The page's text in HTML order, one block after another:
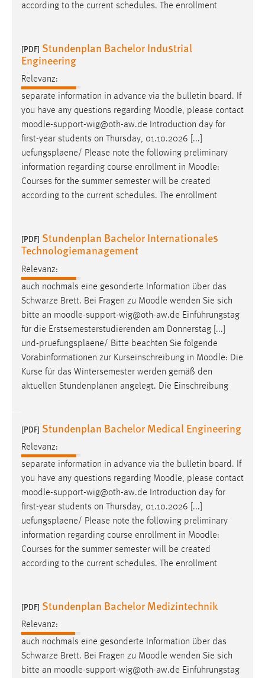
according to the current schedules. The enrollment
[PDF] Stundenplan Bachelor Industrial
Engineering
Relevanz:
separate information in advance via the bulletin board. If
you have any questions regarding Moodle, please contact
moodle-support-wig@oth-aw.de Introduction day for
first-year students on Thursday, 01.10.2026 [...]
uefungsplaene/ Please note the following preliminary
information regarding course enrollment in Moodle:
Courses for the summer semester will be created
according to the current schedules. The enrollment
[PDF] Stundenplan Bachelor Internationales
Technologiemanagement
Relevanz:
auch nochmals eine gesonderte Information über das
Schwarze Brett. Bei Fragen zu Moodle wenden Sie sich
bitte an moodle-support-wig@oth-aw.de Einführungstag
für die Erstsemesterstudierenden am Donnerstag [...]
und-pruefungsplaene/ Bitte beachten Sie folgende
Vorabinformationen zur Kurseinschreibung in Moodle: Die
Kurse für das Wintersemester werden gemäß den
aktuellen Stundenplänen angelegt. Die Einschreibung
[PDF] Stundenplan Bachelor Medical Engineering
Relevanz:
separate information in advance via the bulletin board. If
you have any questions regarding Moodle, please contact
moodle-support-wig@oth-aw.de Introduction day for
first-year students on Thursday, 01.10.2026 [...]
uefungsplaene/ Please note the following preliminary
information regarding course enrollment in Moodle:
Courses for the summer semester will be created
according to the current schedules. The enrollment
[PDF] Stundenplan Bachelor Medizintechnik
Relevanz:
auch nochmals eine gesonderte Information über das
Schwarze Brett. Bei Fragen zu Moodle wenden Sie sich
bitte an moodle-support-wig@oth-aw.de Einführungstag